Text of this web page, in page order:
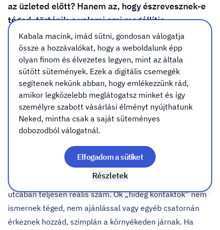
az üzleted előtt? Hanem az, hogy észrevesznek-e
téged, történik-e valami ami megállítja,
elgondolkodtatja az elhaladókat. Egy utcafronti
Kis-középvállalkozó számára a kirakat nem
dekoráció, hanem az egyetlen reklámfelület, ami
folyamatosan, költség nélkül dolgozik, neki! Nincs
kattintási díj vagy algoritmus, nincs
kampányzárás, csak az üveg és az üzenet!
Nézzük a számokat – óvatosan
Tegyük fel, hogy naponta átlagosan 200–300 ember
halad el az üzleted előtt. Ez egy közepes forgalmú városi
utcában teljesen reális szám. Ők „hideg kontaktok” nem
ismernek téged, nem ajánlással vagy egyéb csatornán
érkeznek hozzád, szimplán a környékeden járnak. Ha
Kabala macink, imád sütni, gondosan válogatja
össze a hozzávalókat, hogy a weboldalunk épp
olyan finom és élvezetes legyen, mint az általa
sütött sütemények. Ezek a digitális csemegék
segítenek nekünk abban, hogy emlékezzünk rád,
amikor legközelebb meglátogatsz minket és így
személyre szabott vásárlási élményt nyújthatunk
Neked, mintha csak a saját süteményes
dobozodból válogatnál.
Részletek
Elfogadom a sütiket